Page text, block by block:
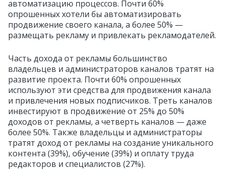
автоматизацию процессов. Почти 60%
опрошенных хотели бы автоматизировать
продвижение своего канала, а более 50% —
размещать рекламу и привлекать рекламодателей.
Часть дохода от рекламы большинство
владельцев и администраторов каналов тратят на
развитие проекта. Почти 60% опрошенных
используют эти средства для продвижения канала
и привлечения новых подписчиков. Треть каналов
инвестируют в продвижение от 25% до 50%
доходов от рекламы, а четверть каналов — даже
более 50%. Также владельцы и администраторы
тратят доход от рекламы на создание уникального
контента (39%), обучение (39%) и оплату труда
редакторов и специалистов (27%).